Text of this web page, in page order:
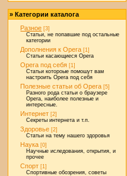
» Категории каталога
Разное [3]
Статьи, не попавшие под остальные
категории
Дополнения к Opera [1]
Статьи касающиеся Opera
Opera под себя [1]
Статьи котороые помошут вам
настроить Opera под себя
Полезные статьи об Opera [5]
Разного рода статьи о браузере
Opera, наиболее полезные и
интересные.
Интернет [2]
Секреты интернета и т.п.
Здоровье [2]
Статьи на тему нашего здоровья
Наука [0]
Научные иследования, открытия, и
прочее
Спорт [1]
Спортивные обозрения, советы